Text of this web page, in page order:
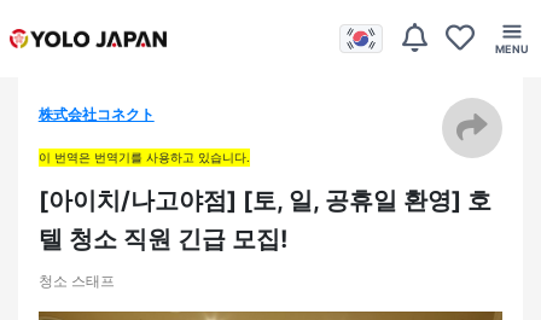
株式会社コネクト
이 번역은 번역기를 사용하고 있습니다.
[아이치/나고야점] [토, 일, 공휴일 환영] 호
텔 청소 직원 긴급 모집!
청소 스태프